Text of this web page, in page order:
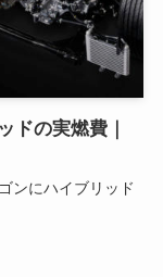
ドの実燃費｜
ンにハイブリッド